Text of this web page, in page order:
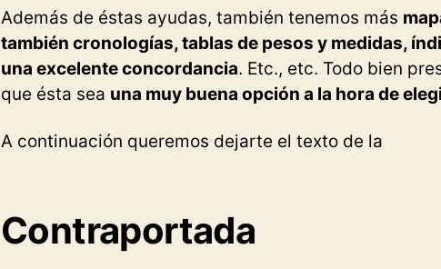
Además de éstas ayudas, también tenemos más
también cronologías, tablas de pesos y medidas,
una excelente concordancia. Etc., etc. Todo bien
que ésta sea una muy buena opción a la hora de
A continuación queremos dejarte el texto de la
Contraportada